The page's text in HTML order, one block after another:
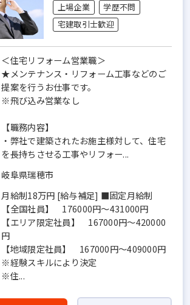
上場企業
学歴不問
宅建取引士歓迎
＜住宅リフォーム営業職＞
★メンテナンス・リフォーム工事などのご
提案を行うお仕事です。
※飛び込み営業なし
【職務内容】
・弊社で建築されたお施主様対して、住宅
を長持ちさせる工事やリフォー...
岐阜県瑞穂市
月給制18万円 [給与補足] ■固定月給制
【全国社員】 176000円～431000円
【エリア限定社員】 167000円～420000
円
【地域限定社員】 167000円～409000円
※経験スキルにより決定
※住...